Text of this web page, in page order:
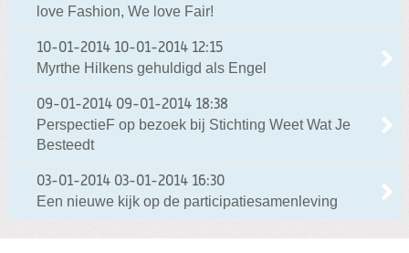
love Fashion, We love Fair!
10-01-2014 10-01-2014 12:15
Myrthe Hilkens gehuldigd als Engel
09-01-2014 09-01-2014 18:38
PerspectieF op bezoek bij Stichting Weet Wat Je
Besteedt
03-01-2014 03-01-2014 16:30
Een nieuwe kijk op de participatiesamenleving